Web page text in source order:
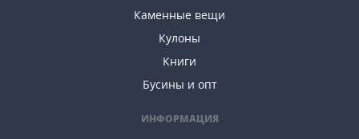
Каменные вещи
Кулоны
Книги
Бусины и опт
ИНФОРМАЦИЯ